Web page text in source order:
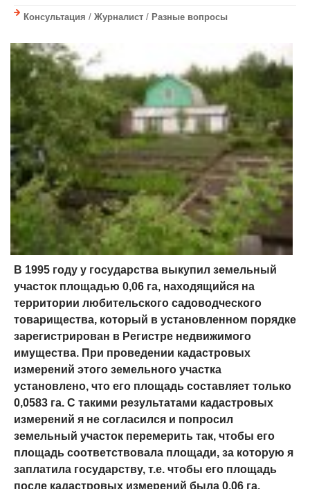
Консультация / Журналист / Разные вопросы
В 1995 году у государства выкупил земельный
участок площадью 0,06 га, находящийся на
территории любительского садоводческого
товарищества, который в установленном порядке
зарегистрирован в Регистре недвижимого
имущества. При проведении кадастровых
измерений этого земельного участка
установлено, что его площадь составляет только
0,0583 га. С такими результатами кадастровых
измерений я не согласился и попросил
земельный участок перемерить так, чтобы его
площадь соответствовала площади, за которую я
заплатила государству, т.е. чтобы его площадь
после кадастровых измерений была 0,06 га.